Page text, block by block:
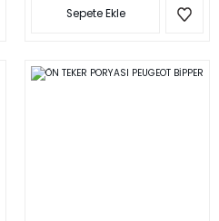
Sepete Ekle